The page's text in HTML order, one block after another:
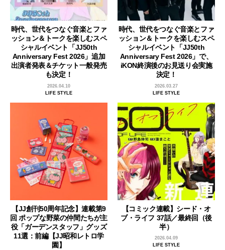
時代、世代をつなぐ音楽とファ
ッション＆トークを楽しむスペ
シャルイベント「JJ50th
Anniversary Fest 2026」追加
出演者発表＆チケット一般発売
も決定！
2026.04.10
LIFE STYLE
時代、世代をつなぐ音楽とファ
ッション＆トークを楽しむスペ
シャルイベント「JJ50th
Anniversary Fest 2026」で、
iKON終演後のお見送り会実施
決定！
2026.03.27
LIFE STYLE
【JJ創刊50周年記念】連載第9
回 ポップな野菜の仲間たちが主
役「ガーデンスタッフ」グッズ
11選：前編【JJ昭和レトロ学
園】
【コミック連載】シード・オ
ブ・ライフ 37話／最終回（後
半）
2026.04.09
LIFE STYLE